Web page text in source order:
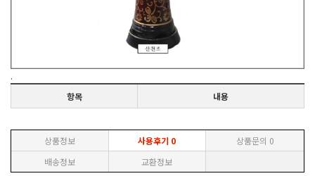
.
항목 내용
상품정보 사용후기 0 상품문의 0
배송정보
교환정보